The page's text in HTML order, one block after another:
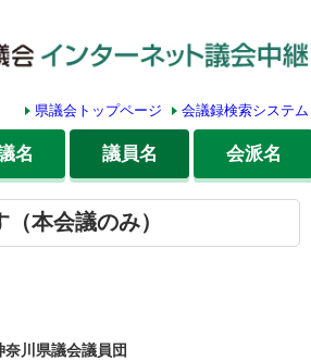
県議会トップページ 会議録検索システム
名 議員名 会派名
本会議のみ）
奈川県議会議員団